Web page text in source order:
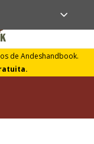
de Andeshandbook.